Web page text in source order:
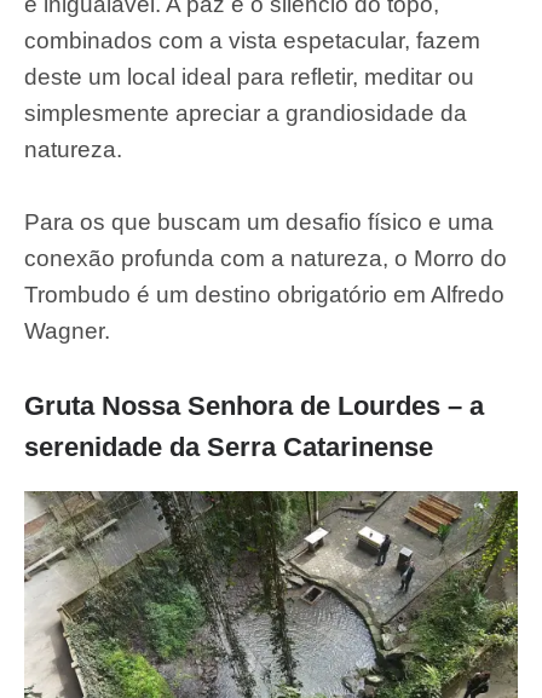
combinados com a vista espetacular, fazem
deste um local ideal para refletir, meditar ou
simplesmente apreciar a grandiosidade da
natureza.
Para os que buscam um desafio físico e uma
conexão profunda com a natureza, o Morro do
Trombudo é um destino obrigatório em Alfredo
Wagner.
Gruta Nossa Senhora de Lourdes – a
serenidade da Serra Catarinense